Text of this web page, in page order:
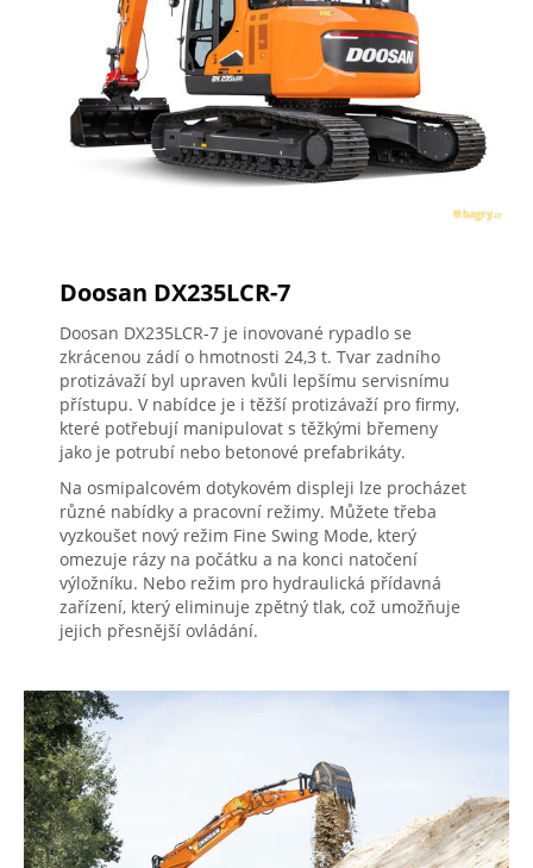
Doosan DX235LCR-7
Doosan DX235LCR-7 je inovované rypadlo se
zkrácenou zádí o hmotnosti 24,3 t. Tvar zadního
protizávaží byl upraven kvůli lepšímu servisnímu
přístupu. V nabídce je i těžší protizávaží pro firmy,
které potřebují manipulovat s těžkými břemeny
jako je potrubí nebo betonové prefabrikáty.
Na osmipalcovém dotykovém displeji lze procházet
různé nabídky a pracovní režimy. Můžete třeba
vyzkoušet nový režim Fine Swing Mode, který
omezuje rázy na počátku a na konci natočení
výložníku. Nebo režim pro hydraulická přídavná
zařízení, který eliminuje zpětný tlak, což umožňuje
jejich přesnější ovládání.